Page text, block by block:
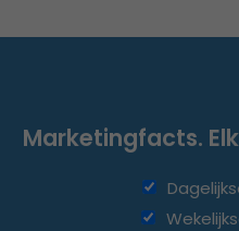
Marketingfacts.